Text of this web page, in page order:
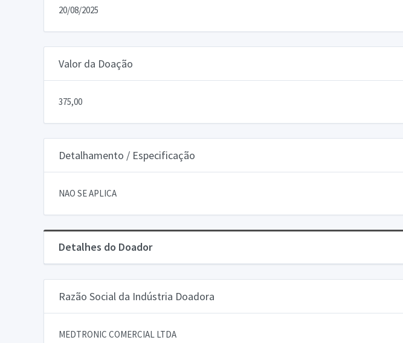
20/08/2025
Valor da Doação
375,00
Detalhamento / Especificação
NAO SE APLICA
Detalhes do Doador
Razão Social da Indústria Doadora
MEDTRONIC COMERCIAL LTDA